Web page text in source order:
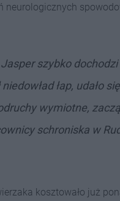
neurologicznych
szybko dochodzi
łap, udało się
wymiotne,
schroniska w
kosztowało już